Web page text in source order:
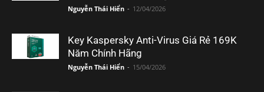
Nguyễn Thái Hiển - 12/04/2026
Key Kaspersky Anti-Virus Giá Rẻ 169K
Năm Chính Hãng
Nguyễn Thái Hiển - 15/04/2026